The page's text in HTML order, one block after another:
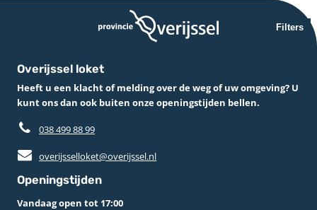
Filters
Overijssel loket
Heeft u een klacht of melding over de weg of uw omgeving? U
kunt ons dan ook buiten onze openingstijden bellen.
038 499 88 99
overijsselloket@overijssel.nl
Openingstijden
Vandaag open tot 17:00